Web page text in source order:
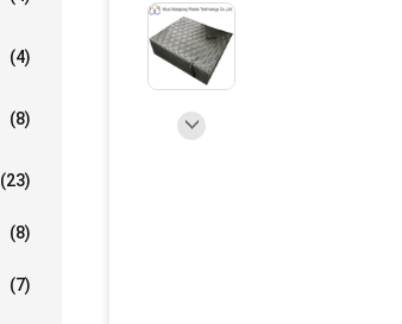
(4)
(8)
(23)
(8)
(7)